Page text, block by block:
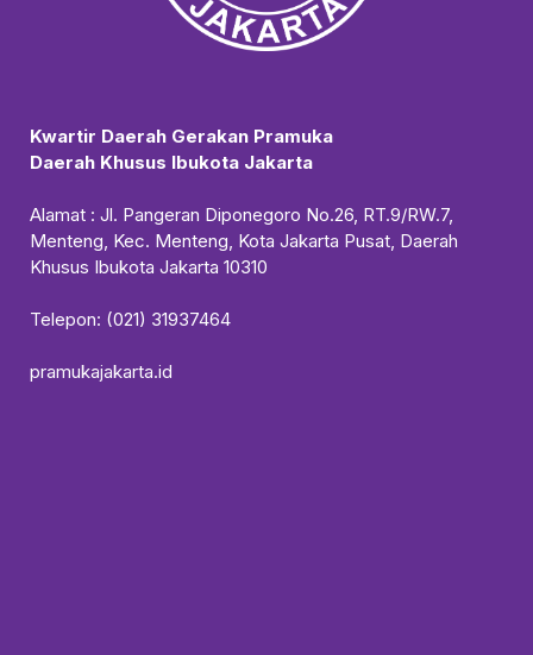
Kwartir Daerah Gerakan Pramuka
Daerah Khusus Ibukota Jakarta
Alamat : Jl. Pangeran Diponegoro No.26, RT.9/RW.7,
Menteng, Kec. Menteng, Kota Jakarta Pusat, Daerah
Khusus Ibukota Jakarta 10310
Telepon: (021) 31937464
pramukajakarta.id